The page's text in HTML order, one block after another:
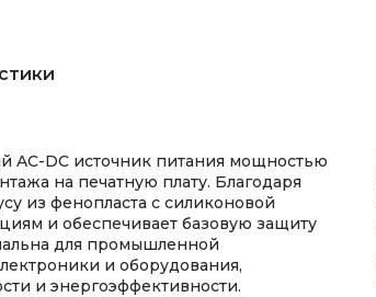
AC-DC источник питания мощностью
на печатную плату. Благодаря
из фенопласта с силиконовой
и обеспечивает базовую защиту
для промышленной
и оборудования,
и энергоэффективности.